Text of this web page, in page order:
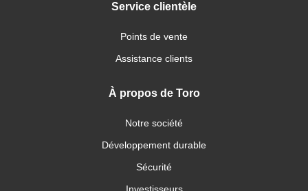
Service clientèle
Points de vente
Assistance clients
À propos de Toro
Notre société
Développement durable
Sécurité